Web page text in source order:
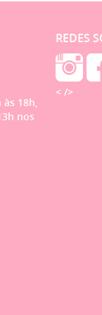
18h,
nos
REDES
< />